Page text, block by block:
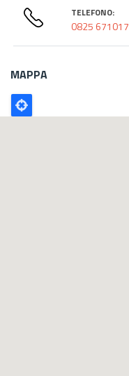
TELEFONO:
0825 671017
MAPPA
Poligono
GEO